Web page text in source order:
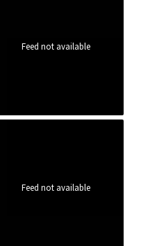
Feed not available
Feed not available